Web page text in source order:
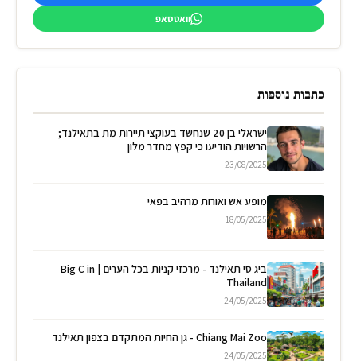
וואטסאפ
כתבות נוספות
ישראלי בן 20 שנחשד בעוקצי תיירות מת בתאילנד;
הרשויות הודיעו כי קפץ מחדר מלון
23/08/2025
מופע אש ואורות מרהיב בפאי
18/05/2025
ביג סי תאילנד - מרכזי קניות בכל הערים | Big C in
Thailand
24/05/2025
Chiang Mai Zoo - גן החיות המתקדם בצפון תאילנד
24/05/2025